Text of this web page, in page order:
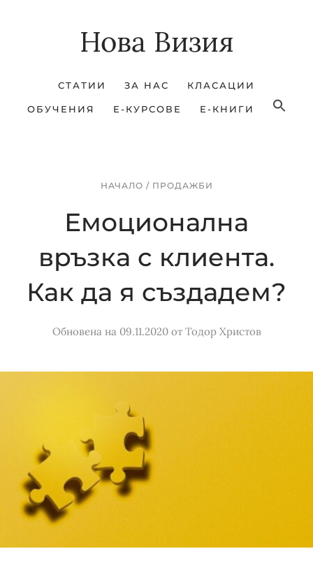
Нова Визия
СТАТИИ ЗА НАС КЛАСАЦИИ
ОБУЧЕНИЯ Е-КУРСОВЕ Е-КНИГИ
НАЧАЛО / ПРОДАЖБИ
Емоционална
връзка с клиента.
Как да я създадем?
Обновена на 09.11.2020от Тодор Христов